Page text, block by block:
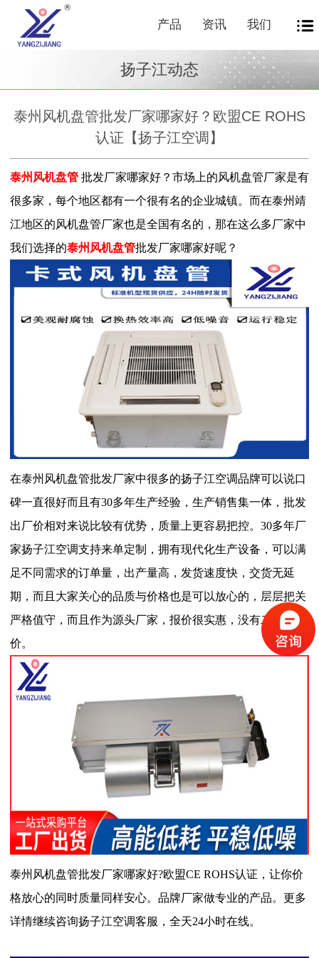
产品 资讯 我们
扬子江动态
泰州风机盘管批发厂家哪家好？欧盟CE ROHS
认证【扬子江空调】
泰州风机盘管 批发厂家哪家好？市场上的风机盘管厂家是有
很多家，每个地区都有一个很有名的企业城镇。而在泰州靖
江地区的风机盘管厂家也是全国有名的，那在这么多厂家中
我们选择的泰州风机盘管批发厂家哪家好呢？
在泰州风机盘管批发厂家中很多的扬子江空调品牌可以说口
碑一直很好而且有30多年生产经验，生产销售集一体，批发
出厂价相对来说比较有优势，质量上更容易把控。30多年厂
家扬子江空调支持来单定制，拥有现代化生产设备，可以满
足不同需求的订单量，出产量高，发货速度快，交货无延
期，而且大家关心的品质与价格也是可以放心的，层层把关
严格值守，而且作为源头厂家，报价很实惠，没有二次差
价。
泰州风机盘管批发厂家哪家好?欧盟CE ROHS认证，让你价
格放心的同时质量同样安心。品牌厂家做专业的产品。更多
详情继续咨询扬子江空调客服，全天24小时在线。